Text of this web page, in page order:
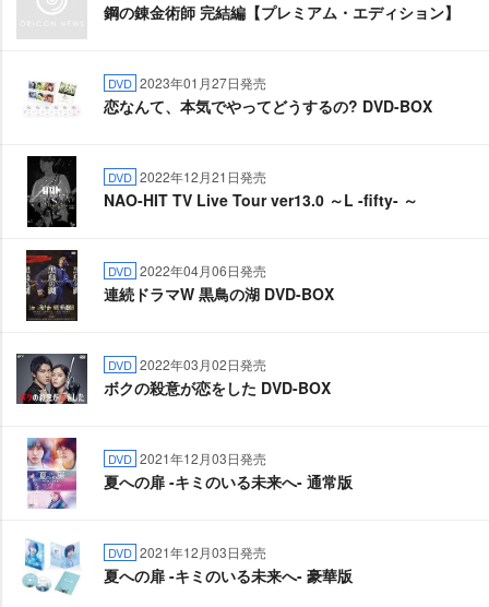
鋼の錬金術師 完結編【プレミアム・エディション】
DVD 2023年01月27日発売
恋なんて、本気でやってどうするの? DVD-BOX
DVD 2022年12月21日発売
NAO-HIT TV Live Tour ver13.0 ～L -fifty- ～
DVD 2022年04月06日発売
連続ドラマW 黒鳥の湖 DVD-BOX
DVD 2022年03月02日発売
ボクの殺意が恋をした DVD-BOX
DVD 2021年12月03日発売
夏への扉 -キミのいる未来へ- 通常版
DVD 2021年12月03日発売
夏への扉 -キミのいる未来へ- 豪華版